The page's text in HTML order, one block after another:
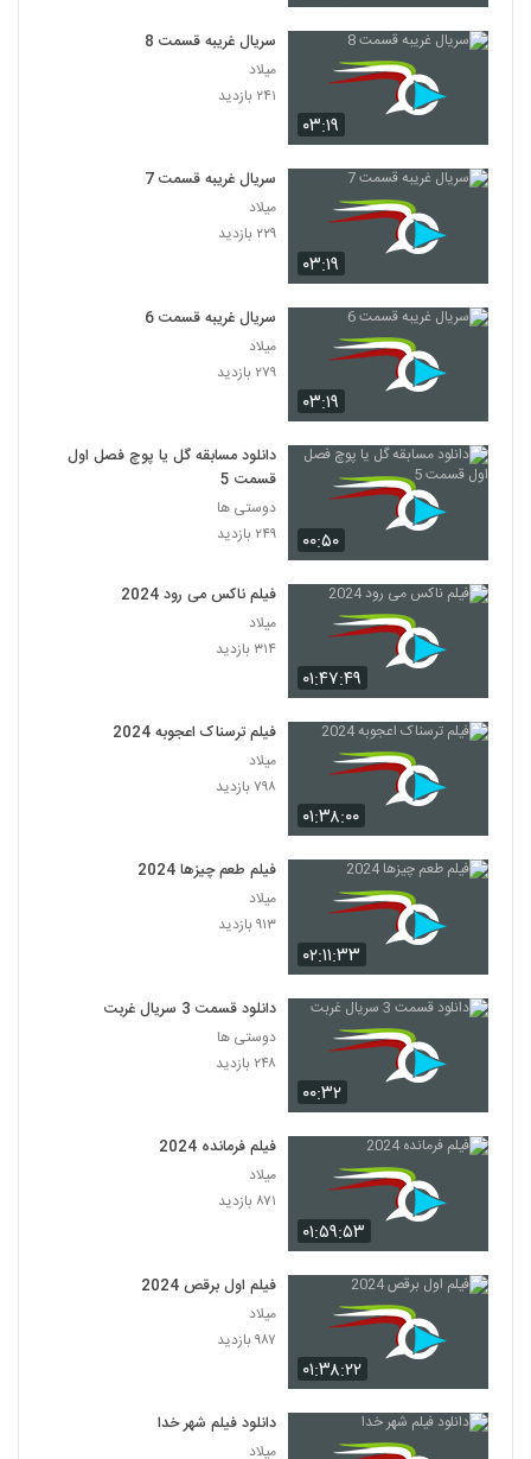
۰۳:۱۹
سریال غریبه قسمت 8
میلاد
۲۴۱ بازدید
۰۳:۱۹
سریال غریبه قسمت 7
میلاد
۲۲۹ بازدید
۰۳:۱۹
سریال غریبه قسمت 6
میلاد
۲۷۹ بازدید
۰۰:۵۰
دانلود مسابقه گل یا پوچ فصل اول
قسمت 5
دوستی ها
۲۴۹ بازدید
۰۱:۴۷:۴۹
فیلم ناکس می رود 2024
میلاد
۳۱۴ بازدید
۰۱:۳۸:۰۰
فیلم ترسناک اعجوبه 2024
میلاد
۷۹۸ بازدید
۰۲:۱۱:۳۳
فیلم طعم چیزها 2024
میلاد
۹۱۳ بازدید
۰۰:۳۲
دانلود قسمت 3 سریال غربت
دوستی ها
۲۴۸ بازدید
۰۱:۵۹:۵۳
فیلم فرمانده 2024
میلاد
۸۷۱ بازدید
۰۱:۳۸:۲۲
فیلم اول برقص 2024
میلاد
۹۸۷ بازدید
دانلود فیلم شهر خدا
میلاد